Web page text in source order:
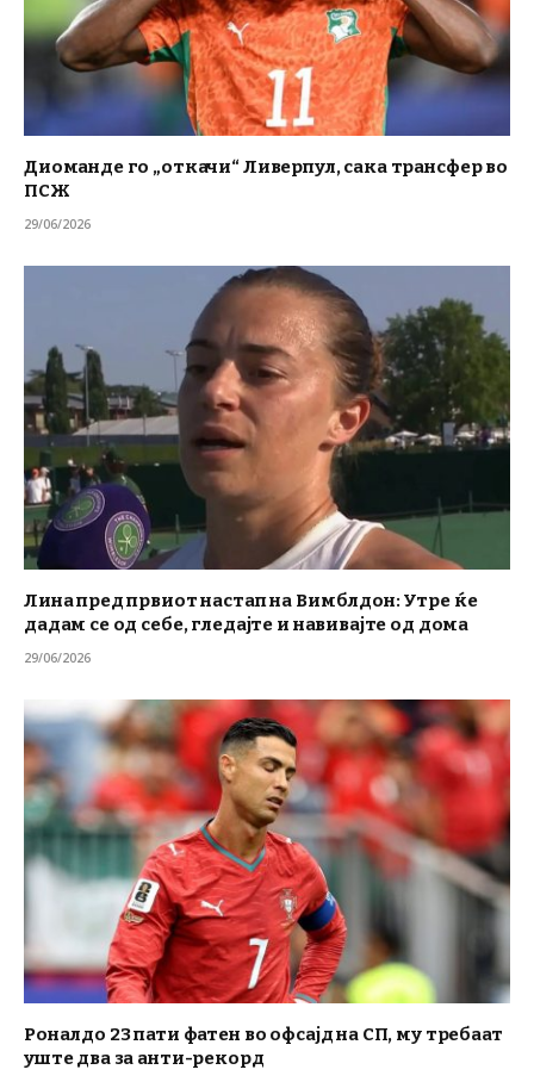
Диоманде го „откачи“ Ливерпул, сака трансфер во
ПСЖ
29/06/2026
Лина пред првиот настап на Вимблдон: Утре ќе
дадам се од себе, гледајте и навивајте од дома
29/06/2026
Роналдо 23 пати фатен во офсајд на СП, му требаат
уште два за анти-рекорд